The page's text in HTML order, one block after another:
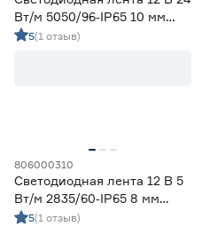
Вт/м 5050/96‑IP65 10 мм
мультиколор 5 м Geniled
5(1 отзыв)
806000310
Светодиодная лента 12 В 5
Вт/м 2835/60‑IP65 8 мм
дневной 2 м Geniled
5(1 отзыв)